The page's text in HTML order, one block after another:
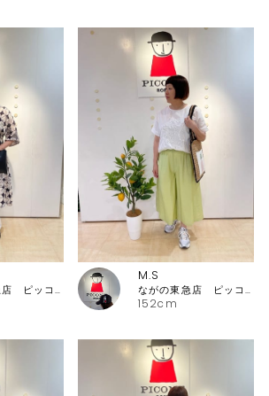
ながの東急店 ピッコーネ・ピッコーネクラブ
152cm
M.S
ながの東急店 ピッコーネ・ピッコーネクラブ